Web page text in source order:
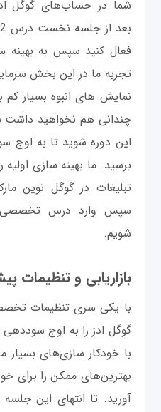
شما در حساب‌های گوگل
فعال کنید سپس به بهینه
تجربه ما در این بخش
نمایش های انبوه بسیار کم
چندانی هم نخواهید داشت
این دوره شوید تا به اوج
برسید. ما بهینه سازی
تبلیغات در گوگل نوین
سپس وارد درس تخصصی
شویم.
بازاریابی و تنظیمات
با یکی سری تنظیمات
گوگل ادز را به اوج
با خودکار سازی‌های بسیار
بهترین‌های ممکن را برای
آورید. تا انتهای این